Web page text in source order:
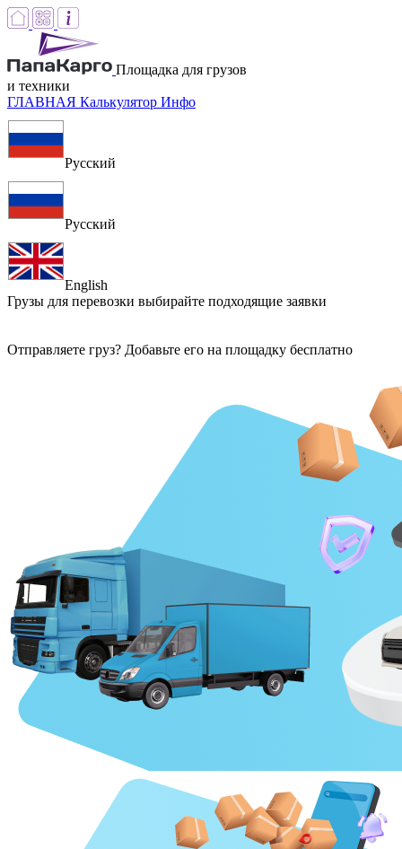
Площадка для грузов
и техники
ГЛАВНАЯ Калькулятор Инфо
Русский
Русский
English
Грузы для перевозки выбирайте подходящие заявки
Отправляете груз? Добавьте его на площадку бесплатно